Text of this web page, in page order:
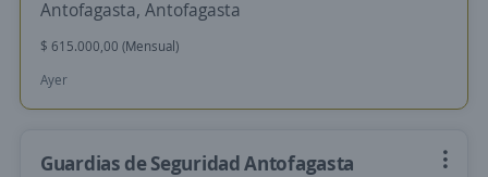
Antofagasta, Antofagasta
$ 615.000,00 (Mensual)
Ayer
Guardias de Seguridad Antofagasta